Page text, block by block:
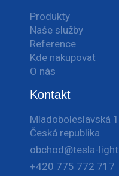
Produkty
Naše služby
Reference
Kde nakupovat
O nás
Kontakt
Mladoboleslavská
Česká republika
obchod@tesla-
+420 775 772 717